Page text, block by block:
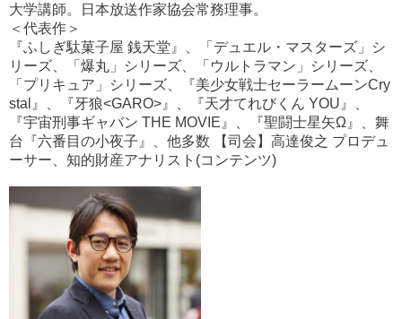
大学講師。日本放送作家協会常務理事。
＜代表作＞
『ふしぎ駄菓子屋 銭天堂』、「デュエル・マスターズ」シ
リーズ、「爆丸」シリーズ、「ウルトラマン」シリーズ、
「プリキュア」シリーズ、『美少女戦士セーラームーンCry
stal』、『牙狼<GARO>』、『天才てれびくん YOU』、
『宇宙刑事ギャバン THE MOVIE』、『聖闘士星矢Ω』、舞
台『六番目の小夜子』、他多数 【司会】高達俊之 プロデュ
ーサー、知的財産アナリスト(コンテンツ)